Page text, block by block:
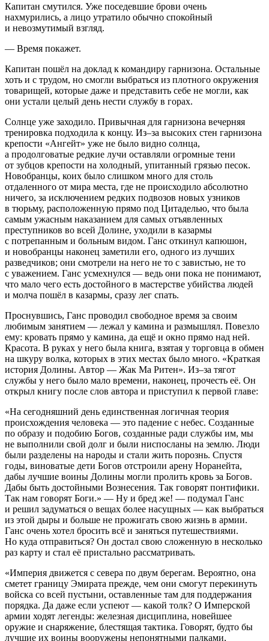
Капитан смутился. Уже поседевшие брови очень
нахмурились, а лицо утратило обычно спокойный
и невозмутимый взгляд.
— Время покажет.
Капитан пошёл на доклад к командиру гарнизона. Остальные
хоть и с трудом, но смогли выбраться из плотного окружения
товарищей, которые даже и представить себе не могли, как
они устали целый день нести службу в горах.
Солнце уже заходило. Привычная для гарнизона вечерняя
тренировка подходила к концу. Из–за высоких стен гарнизона
крепости «Ангейт» уже не было видно солнца,
а продолговатые редкие лучи оставляли огромные тени
от зубцов крепости на холодный, упитанный грязью песок.
Новобранцы, коих было слишком много для столь
отдаленного от мира места, где не происходило абсолютно
ничего, за исключением редких подвозов новых узников
в тюрьму, расположенную прямо под Цитаделью, что была
самым ужасным наказанием для самых отъявленных
преступников во всей Долине, уходили в казармы
с потрепанным и больным видом. Ганс откинул капюшон,
и новобранцы наконец заметили его, одного из лучших
разведчиков; они смотрели на него не то с завистью, не то
с уважением. Ганс усмехнулся — ведь они пока не понимают,
что мало чего есть достойного в мастерстве убийства людей
и молча пошёл в казармы, сразу лег спать.
Проснувшись, Ганс проводил свободное время за своим
любимым занятием — лежал у камина и размышлял. Повезло
ему: кровать прямо у камина, да ещё и окно прямо над ней.
Красота. В руках у него была книга, взятая у торговца в обмен
на шкуру волка, которых в этих местах было много. «Краткая
история Долины. Автор — Жак Ма Ритен». Из–за тягот
службы у него было мало времени, наконец, прочесть её. Он
открыл книгу после слов автора и приступил к первой главе:
«На сегодняшний день единственная логичная теория
происхождения человека — это падение с небес. Созданные
по образу и подобию Богов, созданные ради службы им, мы
не выполнили свой долг и были ниспосланы на землю. Люди
были разделены на народы и стали жить порознь. Спустя
годы, виноватые дети Богов отстроили арену Норанейта,
дабы лучшие воины Долины могли пролить кровь за Богов.
Дабы быть достойными Вознесения. Так говорят понтифики.
Так нам говорят Боги.» — Ну и бред же! — подумал Ганс
и решил задуматься о вещах более насущных — как выбраться
из этой дыры и больше не прожигать свою жизнь в армии.
Ганс очень хотел бросить всё и заняться путешествиями.
Но куда отправиться? Он достал свою сложенную в несколько
раз карту и стал её пристально рассматривать.
«Империя движется с севера по двум берегам. Вероятно, она
сметет границу Эмирата прежде, чем они смогут перекинуть
войска со всей пустыни, оставленные там для поддержания
порядка. Да даже если успеют — какой толк? О Имперской
армии ходят легенды: железная дисциплина, новейшее
оружие и снаряжение, блестящая тактика. Говорят, будто бы
лучшие их воины вооружены непонятными палками,